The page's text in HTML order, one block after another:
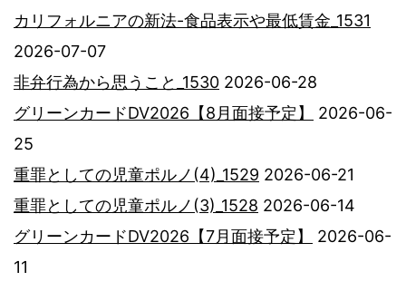
カリフォルニアの新法-食品表示や最低賃金_1531
2026-07-07
非弁行為から思うこと_1530 2026-06-28
グリーンカードDV2026【8月面接予定】
2026-06-
25
重罪としての児童ポルノ(4)_1529 2026-06-21
重罪としての児童ポルノ(3)_1528 2026-06-14
グリーンカードDV2026【7月面接予定】
2026-06-
11